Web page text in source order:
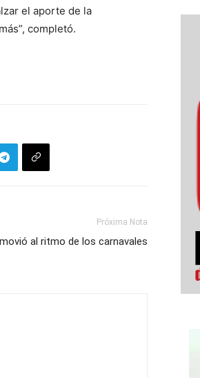
el aporte de la
completó.
Próxima Nota
al ritmo de los carnavales